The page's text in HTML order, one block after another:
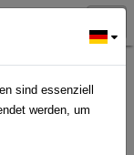
sind essenziell
werden, um